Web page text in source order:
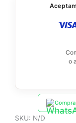
o a
SKU: N/D